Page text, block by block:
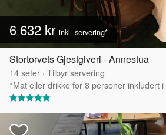
6 632 kr inkl. servering*
Stortorvets Gjestgiveri - Annestua
14seter · Tilbyr servering
*Mat eller drikke for 8 personer inkludert i